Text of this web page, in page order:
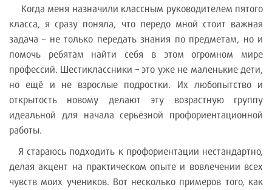
Когда меня назначили классным руководителем пятого
класса, я сразу поняла, что передо мной стоит важная
задача – не только передать знания по предметам, но и
помочь ребятам найти себя в этом огромном мире
профессий. Шестиклассники – это уже не маленькие дети,
но ещё и не взрослые подростки. Их любопытство и
открытость новому делают эту возрастную группу
идеальной для начала серьёзной профориентационной
работы.
Я стараюсь подходить к профориентации нестандартно,
делая акцент на практическом опыте и вовлечении всех
чувств моих учеников. Вот несколько примеров того, как